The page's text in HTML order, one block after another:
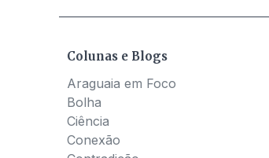
Colunas e Blogs
Araguaia em Foco
Bolha
Ciência
Conexão